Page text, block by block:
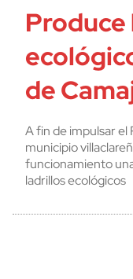
de
A fin de impulsar el
municipio
funcionamiento
ladrillos ecológicos